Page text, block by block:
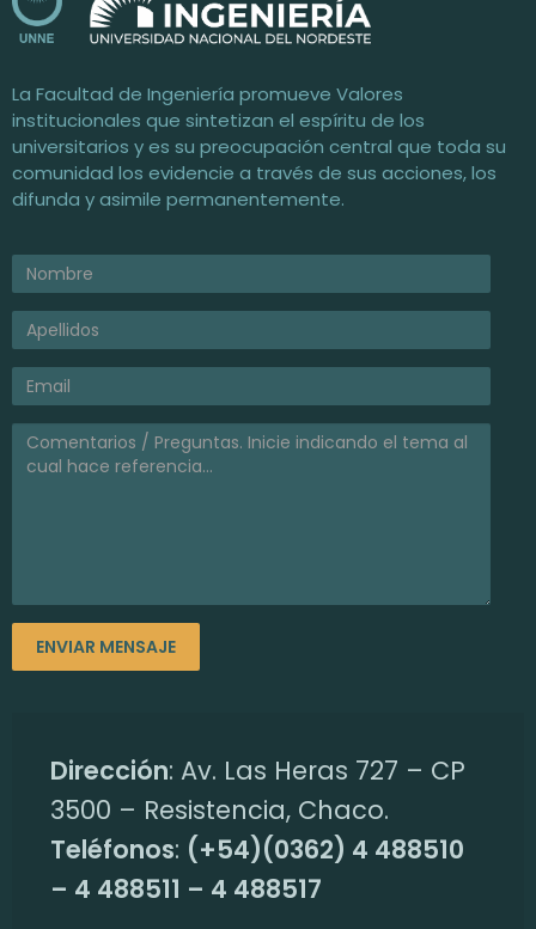
0
n
u
e
v
o
s
a
m
o
s
La Facultad de Ingeniería promueve Valores
institucionales que sintetizan el espíritu de los
universitarios y es su preocupación central que toda su
comunidad los evidencie a través de sus acciones, los
difunda y asimile permanentemente.
Dirección: Av. Las Heras 727 – CP
3500 – Resistencia, Chaco.
Teléfonos: (+54)(0362) 4 488510
– 4 488511 – 4 488517